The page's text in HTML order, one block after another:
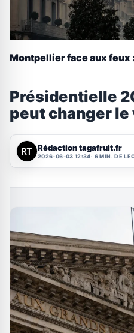
Montpellier face aux feux
Présidentielle
peut changer le
Rédaction tagafruit.fr
2026-06-03 12:34 6 MIN. DE